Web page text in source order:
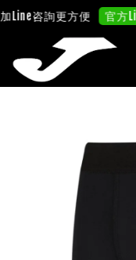
咨詢更方便 官方Line